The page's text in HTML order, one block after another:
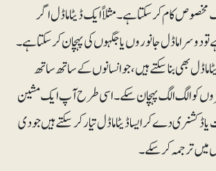
مخصوص کام کرسکتا ہے۔ مثلاً ایک ڈیٹا ماڈل اگر
تو دوسرا ماڈل جانوروں یا جگہوں کی پہچان کرسکتا ہے۔
بھی بناسکتے ہیں، جو انسانوں کے ساتھ ساتھ
کو الگ الگ پہچان سکے۔ اسی طرح آپ ایک مشین
ڈکشنری دے کر ایسا ڈیٹا ماڈل تیار کرسکتے ہیں جو دی
میں ترجمہ کرسکے۔